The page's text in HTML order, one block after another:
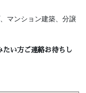
マンション建築、分譲
い方ご連絡お待ちし